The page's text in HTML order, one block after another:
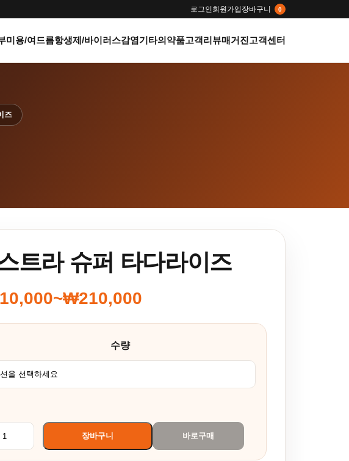
로그인회원가입장바구니 0
미용/여드름항생제/바이러스감염기타의약품고객리뷰매거진 고객센터
즈
트라 슈퍼 타다라이즈
~₩210,000
범위: ₩110,000~₩210,000
수량
트라 슈퍼 타다라이즈 수량
장바구니 바로구매